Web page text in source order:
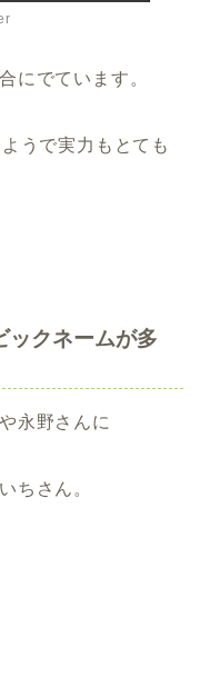
にでています。
うで実力もとても
ックネームが多
永野さんに
ちさん。